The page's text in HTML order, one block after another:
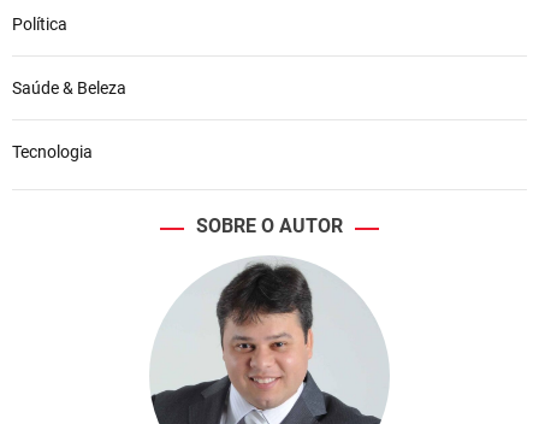
Política
Saúde & Beleza
Tecnologia
SOBRE O AUTOR